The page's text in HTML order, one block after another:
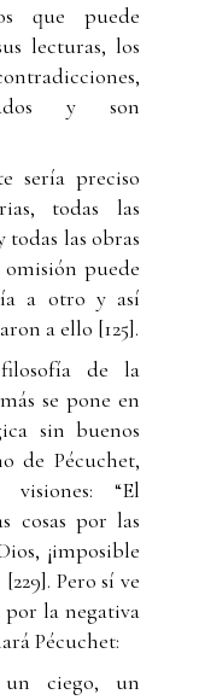
que puede
lecturas, los
y son
sería preciso
todas las
las obras
puede
a otro y así
a ello [125].
de la
se pone en
sin buenos
de Pécuchet,
“El
cosas por las
¡imposible
Pero sí ve
la negativa
Pécuchet:
un ciego, un